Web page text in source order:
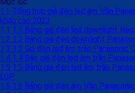
1 I. Tổng hợp giá đèn led âm trần
khấu cao 2023
1.1 1.1 Bảng giá đèn led downlight
1.2 1.2 Bảng giá đèn downlight
1.3 1.3 Giá đèn led âm trần Panasonic
1.4 1.4 Báo giá đèn led âm trần
1.5 1.5 Bảng giá đèn led âm trần
LGP
1.6 1.6 Bảng giá đèn âm trần